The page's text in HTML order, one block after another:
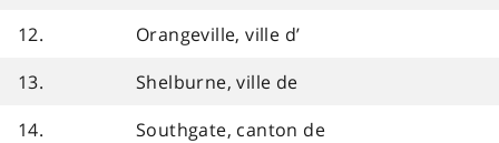
12.
Orangeville, ville d’
13.
Shelburne, ville de
14.
Southgate, canton de